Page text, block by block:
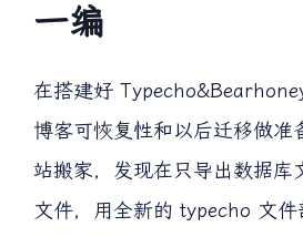
一编
在搭建好
博客可恢复性和以后迁移做准
站搬家，发现在只导出数据库
文件，用全新的 typecho 文件